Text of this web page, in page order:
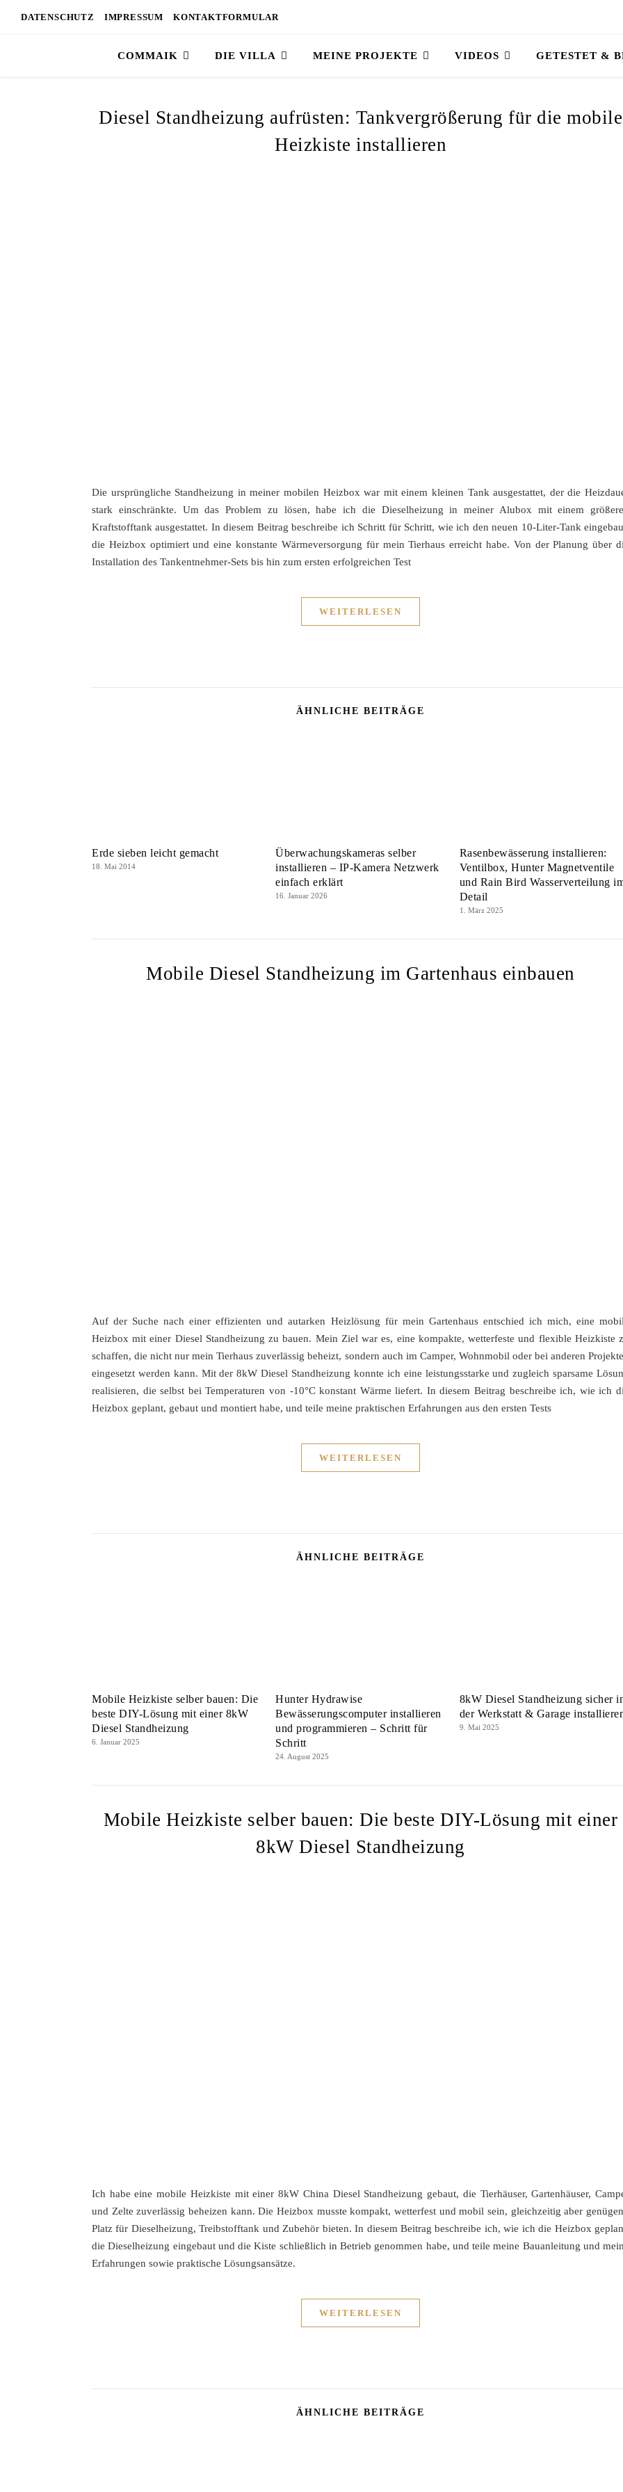
DATENSCHUTZ IMPRESSUM KONTAKTFORMULAR
COMMAIK DIE VILLA MEINE PROJEKTE VIDEOS GETESTET &
Diesel Standheizung aufrüsten: Tankvergrößerung für die mobile
Heizkiste installieren
Die ursprüngliche Standheizung in meiner mobilen Heizbox war mit einem kleinen Tank ausgestattet, der die
stark einschränkte. Um das Problem zu lösen, habe ich die Dieselheizung in meiner Alubox mit einem
Kraftstofftank ausgestattet. In diesem Beitrag beschreibe ich Schritt für Schritt, wie ich den neuen 10-Liter-Tank
die Heizbox optimiert und eine konstante Wärmeversorgung für mein Tierhaus erreicht habe. Von der Planung über
Installation des Tankentnehmer-Sets bis hin zum ersten erfolgreichen Test
WEITERLESEN
ÄHNLICHE BEITRÄGE
Erde sieben leicht gemacht
18. Mai 2014
Überwachungskameras selber
installieren – IP-Kamera Netzwerk
einfach erklärt
16. Januar 2026
Rasenbewässerung installieren:
Ventilbox, Hunter Magnetventile
und Rain Bird Wasserverteilung
Detail
1. März 2025
Mobile Diesel Standheizung im Gartenhaus einbauen
Auf der Suche nach einer effizienten und autarken Heizlösung für mein Gartenhaus entschied ich mich, eine
Heizbox mit einer Diesel Standheizung zu bauen. Mein Ziel war es, eine kompakte, wetterfeste und flexible Heizkiste
schaffen, die nicht nur mein Tierhaus zuverlässig beheizt, sondern auch im Camper, Wohnmobil oder bei anderen
eingesetzt werden kann. Mit der 8kW Diesel Standheizung konnte ich eine leistungsstarke und zugleich sparsame
realisieren, die selbst bei Temperaturen von -10°C konstant Wärme liefert. In diesem Beitrag beschreibe ich, wie ich
Heizbox geplant, gebaut und montiert habe, und teile meine praktischen Erfahrungen aus den ersten Tests
WEITERLESEN
ÄHNLICHE BEITRÄGE
Mobile Heizkiste selber bauen: Die
beste DIY-Lösung mit einer 8kW
Diesel Standheizung
6. Januar 2025
Hunter Hydrawise
Bewässerungscomputer installieren
und programmieren – Schritt für
Schritt
24. August 2025
8kW Diesel Standheizung sicher
der Werkstatt & Garage
9. Mai 2025
Mobile Heizkiste selber bauen: Die beste DIY-Lösung mit einer
8kW Diesel Standheizung
Ich habe eine mobile Heizkiste mit einer 8kW China Diesel Standheizung gebaut, die Tierhäuser, Gartenhäuser,
und Zelte zuverlässig beheizen kann. Die Heizbox musste kompakt, wetterfest und mobil sein, gleichzeitig aber
Platz für Dieselheizung, Treibstofftank und Zubehör bieten. In diesem Beitrag beschreibe ich, wie ich die Heizbox
die Dieselheizung eingebaut und die Kiste schließlich in Betrieb genommen habe, und teile meine Bauanleitung und
Erfahrungen sowie praktische Lösungsansätze.
WEITERLESEN
ÄHNLICHE BEITRÄGE